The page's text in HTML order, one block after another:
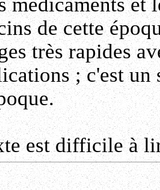
de cette
très rapides
; c'est un
est difficile à